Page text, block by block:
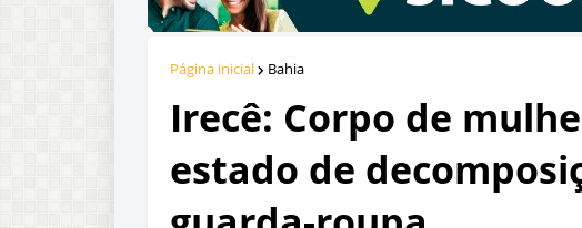
Página inicial Bahia
Irecê: Corpo de
estado de